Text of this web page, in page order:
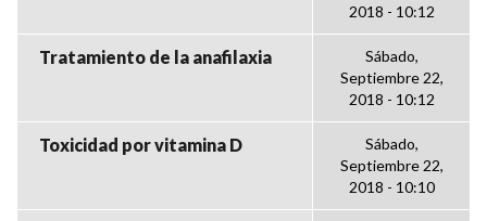
2018 - 10:12
Tratamiento de la anafilaxia
Sábado,
Septiembre 22,
2018 - 10:12
Toxicidad por vitamina D
Sábado,
Septiembre 22,
2018 - 10:10